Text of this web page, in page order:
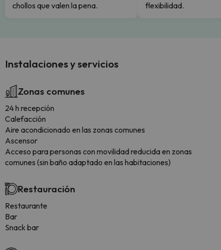
chollos que valen la pena.
flexibilidad.
Instalaciones y servicios
Zonas comunes
24 h recepción
Calefacción
Aire acondicionado en las zonas comunes
Ascensor
Acceso para personas con movilidad reducida en zonas
comunes (sin baño adaptado en las habitaciones)
Restauración
Restaurante
Bar
Snack bar